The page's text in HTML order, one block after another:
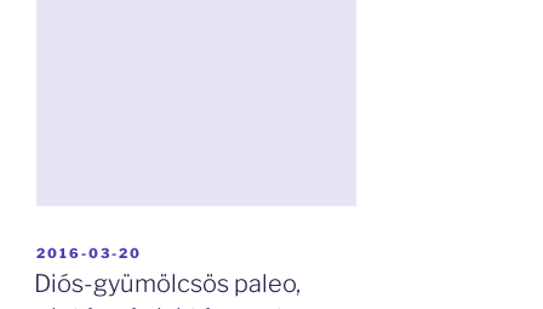
BEKÜLDVE:
2016-03-20
Diós-gyümölcsös paleo,